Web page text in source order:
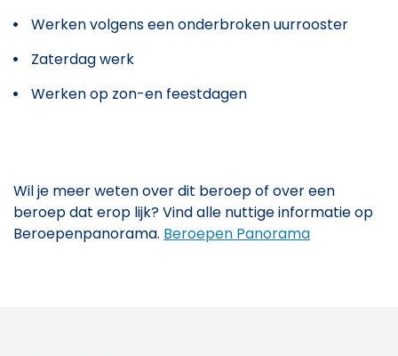
Werken volgens een onderbroken uurrooster
Zaterdag werk
Werken op zon-en feestdagen
Wil je meer weten over dit beroep of over een
beroep dat erop lijk? Vind alle nuttige informatie op
Beroepenpanorama. Beroepen Panorama